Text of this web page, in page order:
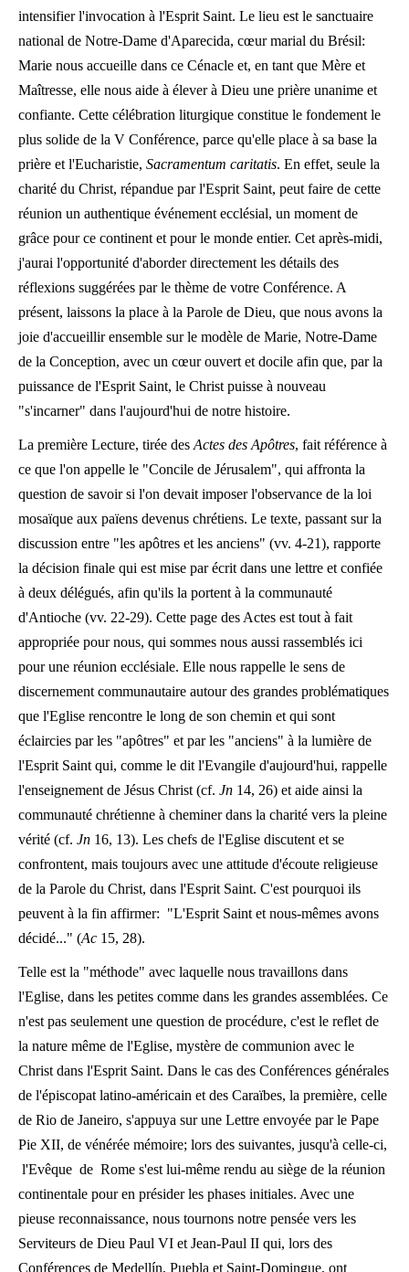
intensifier l'invocation à l'Esprit Saint. Le lieu est le sanctuaire
national de Notre-Dame d'Aparecida, cœur marial du Brésil:
Marie nous accueille dans ce Cénacle et, en tant que Mère et
Maîtresse, elle nous aide à élever à Dieu une prière unanime et
confiante. Cette célébration liturgique constitue le fondement le
plus solide de la V Conférence, parce qu'elle place à sa base la
prière et l'Eucharistie, Sacramentum caritatis. En effet, seule la
charité du Christ, répandue par l'Esprit Saint, peut faire de cette
réunion un authentique événement ecclésial, un moment de
grâce pour ce continent et pour le monde entier. Cet après-midi,
j'aurai l'opportunité d'aborder directement les détails des
réflexions suggérées par le thème de votre Conférence. A
présent, laissons la place à la Parole de Dieu, que nous avons la
joie d'accueillir ensemble sur le modèle de Marie, Notre-Dame
de la Conception, avec un cœur ouvert et docile afin que, par la
puissance de l'Esprit Saint, le Christ puisse à nouveau
"s'incarner" dans l'aujourd'hui de notre histoire.
La première Lecture, tirée des Actes des Apôtres, fait référence à
ce que l'on appelle le "Concile de Jérusalem", qui affronta la
question de savoir si l'on devait imposer l'observance de la loi
mosaïque aux païens devenus chrétiens. Le texte, passant sur la
discussion entre "les apôtres et les anciens" (vv. 4-21), rapporte
la décision finale qui est mise par écrit dans une lettre et confiée
à deux délégués, afin qu'ils la portent à la communauté
d'Antioche (vv. 22-29). Cette page des Actes est tout à fait
appropriée pour nous, qui sommes nous aussi rassemblés ici
pour une réunion ecclésiale. Elle nous rappelle le sens de
discernement communautaire autour des grandes problématiques
que l'Eglise rencontre le long de son chemin et qui sont
éclaircies par les "apôtres" et par les "anciens" à la lumière de
l'Esprit Saint qui, comme le dit l'Evangile d'aujourd'hui, rappelle
l'enseignement de Jésus Christ (cf. Jn 14, 26) et aide ainsi la
communauté chrétienne à cheminer dans la charité vers la pleine
vérité (cf. Jn 16, 13). Les chefs de l'Eglise discutent et se
confrontent, mais toujours avec une attitude d'écoute religieuse
de la Parole du Christ, dans l'Esprit Saint. C'est pourquoi ils
peuvent à la fin affirmer: "L'Esprit Saint et nous-mêmes avons
décidé..." (Ac 15, 28).
Telle est la "méthode" avec laquelle nous travaillons dans
l'Eglise, dans les petites comme dans les grandes assemblées. Ce
n'est pas seulement une question de procédure, c'est le reflet de
la nature même de l'Eglise, mystère de communion avec le
Christ dans l'Esprit Saint. Dans le cas des Conférences générales
de l'épiscopat latino-américain et des Caraïbes, la première, celle
de Rio de Janeiro, s'appuya sur une Lettre envoyée par le Pape
Pie XII, de vénérée mémoire; lors des suivantes, jusqu'à celle-ci,
l'Evêque de Rome s'est lui-même rendu au siège de la réunion
continentale pour en présider les phases initiales. Avec une
pieuse reconnaissance, nous tournons notre pensée vers les
Serviteurs de Dieu Paul VI et Jean-Paul II qui, lors des
Conférences de Medellín, Puebla et Saint-Domingue, ont